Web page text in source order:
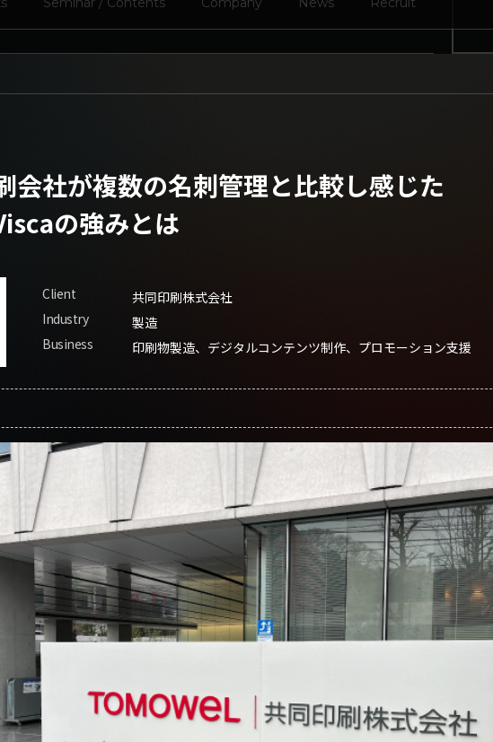
会社が複数の名刺管理と比較し感じた
の強みとは
Client
共同印刷株式会社
Industry
製造
Business
印刷物製造、デジタルコンテンツ制作、プロモーション支援